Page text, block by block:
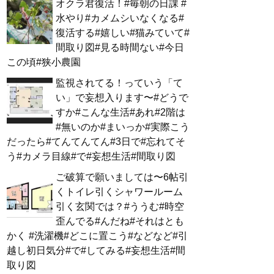
オクラ君復活！#毎朝の日課 #
水やり#カメムシいなくなる#
復活する#嬉しい#猫みていて#
間取り図#見る時間ない#今日
この頃#狭小農園
監視されてる！っていう「て
い」で妄想入ります〜#どうで
すか#こんな生活#あれ#2階は
#無いのか#まいっか#実際こう
だったら#てんてんてん#3日で#忘れてそ
う#カメラ目線#で#妄想生活#間取り図
ご破算で願いましては〜6帖引
くトイレ引くシャワールーム
引く玄関では？#ううむ#時空
歪んでる#んだね#それはとも
かく #洗濯機#どこに置こう#などなど#引
越し初日気分#で#してみる#妄想生活#間
取り図